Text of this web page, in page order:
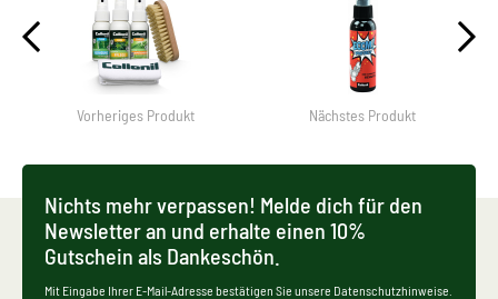
Vorheriges Produkt Nächstes Produkt
Nichts mehr verpassen! Melde dich für den
Newsletter an und erhalte einen 10%
Gutschein als Dankeschön.
Mit Eingabe Ihrer E-Mail-Adresse bestätigen Sie unsere Datenschutzhinweise.